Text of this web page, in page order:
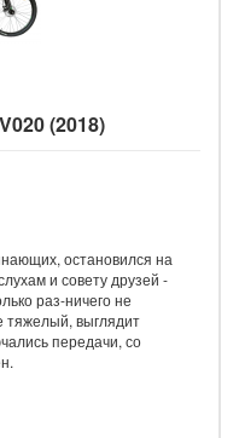
(2018)
остановился на
и совету друзей -
раз-ничего не
тяжелый, выглядит
передачи, со